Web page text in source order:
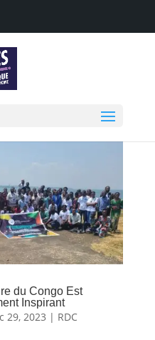
du Congo Est
Inspirant
29, 2023 | RDC